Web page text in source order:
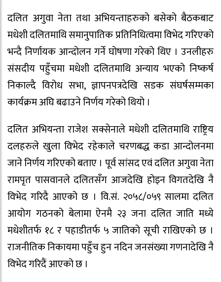
दलित अगुवा नेता तथा अभियन्ताहरुको बसेको बैठकबाट
मधेशी दलितमाथि समानुपातिक प्रतिनिधित्वमा विभेद गरिएको
भन्दै निर्णायक आन्दोलन गर्ने घोषणा गरेको थिए । उनलीहरु
संसदीय पहुँचमा मधेशी दलितमाथि अन्याय भएको निष्कर्ष
निकाल्दै विरोध सभा, ज्ञापनपत्रदेखि सडक संघर्षसम्मका
कार्यक्रम अघि बढाउने निर्णय गरेको थियो ।
दलित अभियन्ता राजेश सक्सेनाले मधेशी दलितमाथि राष्ट्रिय
दलहरुले खुला विभेद रहेकाले चरणबद्ध कडा आन्दोलनमा
जाने निर्णय गरिएको बताए । पूर्व सांसद एवं दलित अगुवा नेता
रामपृत पासवानले दलितसँग आजदेखि होइन विगतदेखि नै
विभेद गरिदै आएको छ । वि.सं. २०५८/०५९ सालमा दलित
आयोग गठनको बेलामा ऐनमै २३ जना दलित जाति मध्ये
मधेशीतर्फ १८ र पहाडीतर्फ ५ जातिको सूची राखिएको छ ।
राजनीतिक निकायमा पहुँच हुन नदिन जनसंख्या गणनादेखि नै
विभेद गरिदैं आएको छ ।